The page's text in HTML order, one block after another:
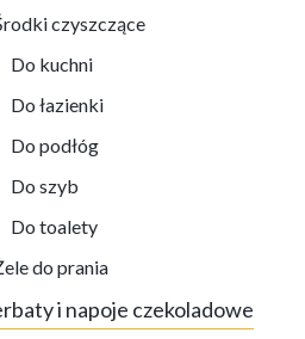
czyszczące
Do kuchni
Do łazienki
Do podłóg
Do szyb
Do toalety
do prania
i napoje czekoladowe